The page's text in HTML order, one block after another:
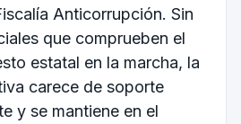
Anticorrupción. Sin
que comprueben el
estatal en la marcha, la
carece de soporte
y se mantiene en el